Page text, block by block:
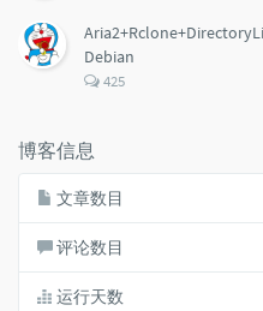
数：
Debian
评
425
博客信息
文章数目
评论数目
运行天数